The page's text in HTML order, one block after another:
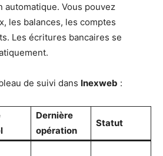
automatique. Vous pouvez
les balances, les comptes
Les écritures bancaires se
de suivi dans Inexweb :
Dernière
opération
Statut